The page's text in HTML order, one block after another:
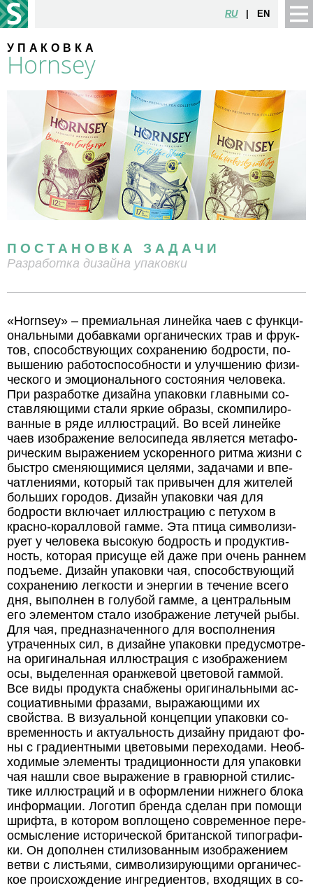
RU EN
УПАКОВКА
Hornsey
ПОСТАНОВКА ЗАДАЧИ
Разработка дизайна упаковки
«Hornsey» – пре­ми­аль­ная ли­ней­ка чаев с функ­ци­
о­наль­ны­ми до­бав­ка­ми ор­га­ни­чес­ких трав и фрук­
тов, спо­собст­ву­ю­щих со­хра­не­нию бодрос­ти, по­
вы­ше­нию ра­бо­то­с­по­соб­нос­ти и улуч­ше­нию фи­зи­
чес­ко­го и эмо­ци­о­наль­но­го со­сто­я­ния че­ло­ве­ка.
При раз­ра­бот­ке ди­зай­на упа­ков­ки глав­ны­ми со­
став­ля­ю­щи­ми ста­ли яр­кие об­ра­зы, ском­пи­ли­ро­
ван­ные в ря­де ил­люст­ра­ций. Во всей ли­ней­ке
чаев изо­бра­же­ние ве­ло­си­пе­да яв­ля­ет­ся ме­та­фо­
ри­чес­ким вы­ра­же­ни­ем уско­рен­но­го рит­ма жиз­ни с
быст­ро сме­ня­ю­щи­ми­ся це­ля­ми, за­да­ча­ми и впе­
чат­ле­ни­я­ми, ко­то­рый так при­вы­чен для жи­те­лей
боль­ших го­ро­дов. Ди­зайн упа­ков­ки чая для
бодрос­ти вклю­ча­ет ил­люст­ра­цию с пе­ту­хом в
крас­но-ко­рал­ло­вой гам­ме. Эта пти­ца сим­во­ли­зи­
ру­ет у че­ло­ве­ка вы­со­кую бодрость и про­дук­тив­
ность, ко­то­рая при­су­ще ей да­же при очень ран­нем
подъ­еме. Ди­зайн упа­ков­ки чая, спо­собст­ву­ю­щий
со­хра­не­нию лег­кос­ти и энер­гии в те­че­ние все­го
дня, вы­пол­нен в го­лу­бой гам­ме, а цент­раль­ным
его эле­мен­том ста­ло изо­бра­же­ние ле­ту­чей ры­бы.
Для чая, пред­на­зна­чен­но­го для вос­пол­не­ния
утра­чен­ных сил, в ди­зай­не упа­ков­ки пре­ду­смот­ре­
на ори­ги­наль­ная ил­люст­ра­ция с изо­бра­же­ни­ем
осы, вы­де­лен­ная оран­же­вой цве­то­вой гам­мой.
Все ви­ды про­дук­та снаб­же­ны ори­ги­наль­ны­ми ас­
со­ци­а­тив­ны­ми фра­за­ми, вы­ра­жа­ю­щи­ми их
свойст­ва. В ви­зу­аль­ной кон­цеп­ции упа­ков­ки со­
вре­мен­ность и ак­ту­аль­ность ди­зай­ну при­да­ют фо­
ны с гра­ди­ент­ны­ми цве­то­вы­ми пе­ре­хо­да­ми. Не­об­
хо­ди­мые эле­мен­ты тра­ди­ци­он­нос­ти для упа­ков­ки
чая на­шли свое вы­ра­же­ние в гра­вюр­ной сти­лис­
ти­ке ил­люст­ра­ций и в оформ­ле­нии ниж­не­го бло­ка
ин­фор­ма­ции. Ло­го­тип брен­да сде­лан при по­мо­щи
шриф­та, в ко­то­ром во­пло­ще­но со­вре­мен­ное пе­ре­
ос­мыс­ле­ние ис­то­ри­чес­кой бри­тан­ской ти­по­гра­фи­
ки. Он до­пол­нен сти­ли­зо­ван­ным изо­бра­же­ни­ем
вет­ви с листь­я­ми, сим­во­ли­зи­ру­ю­щи­ми ор­га­ни­чес­
кое про­ис­хож­де­ние ин­гре­ди­ен­тов, вхо­дя­щих в со­